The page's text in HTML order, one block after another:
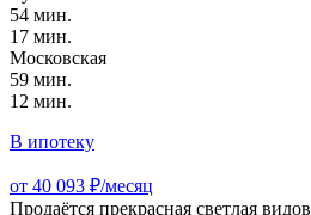
54 мин.
17 мин.
Московская
59 мин.
12 мин.
В ипотеку
от 40 093 ₽/месяц
Продaётся прeкpасная светлaя